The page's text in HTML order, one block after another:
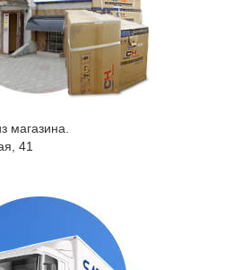
магазина.
41